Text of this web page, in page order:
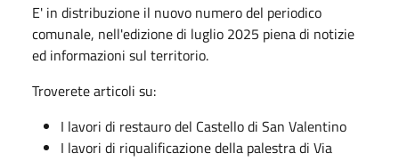
E' in distribuzione il nuovo numero del periodico
comunale, nell'edizione di luglio 2025 piena di notizie
ed informazioni sul territorio.
Troverete articoli su:
I lavori di restauro del Castello di San Valentino
I lavori di riqualificazione della palestra di Via